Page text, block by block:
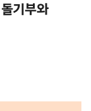
기부와